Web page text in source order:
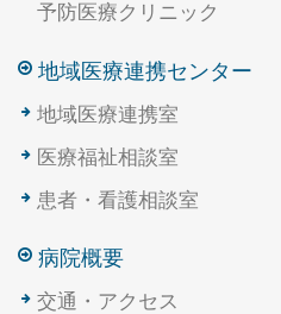
予防医療クリニック
地域医療連携センター
地域医療連携室
医療福祉相談室
患者・看護相談室
病院概要
交通・アクセス